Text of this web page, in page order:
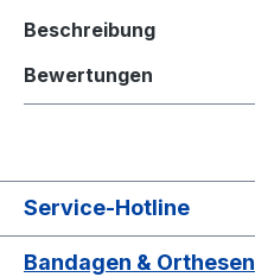
Beschreibung
Bewertungen
Service-Hotline
Bandagen & Orthesen